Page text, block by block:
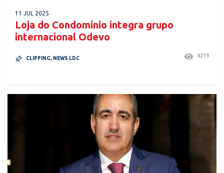
11 JUL 2025
Loja do Condomínio integra grupo
internacional Odevo
CLIPPING, NEWS LDC 4219